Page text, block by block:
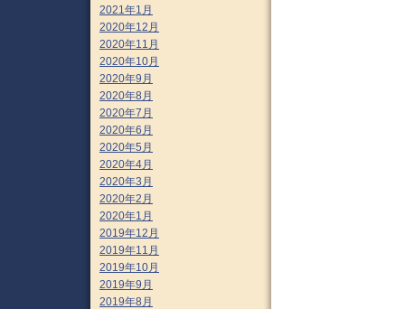
2021年1月
2020年12月
2020年11月
2020年10月
2020年9月
2020年8月
2020年7月
2020年6月
2020年5月
2020年4月
2020年3月
2020年2月
2020年1月
2019年12月
2019年11月
2019年10月
2019年9月
2019年8月